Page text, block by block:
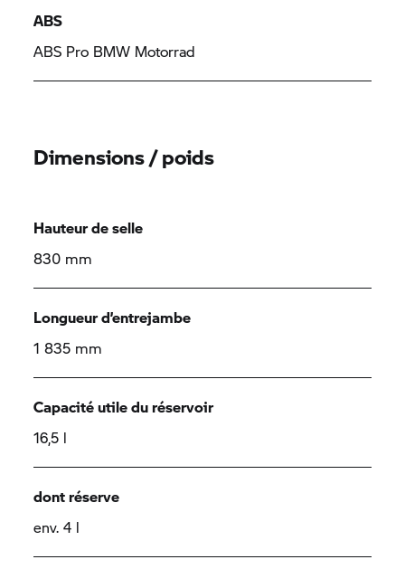
ABS
ABS Pro BMW Motorrad
Dimensions / poids
Hauteur de selle
830 mm
Longueur d’entrejambe
1 835 mm
Capacité utile du réservoir
16,5 l
dont réserve
env. 4 l